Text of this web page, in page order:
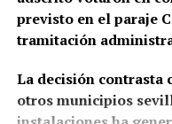
en marcha este
la Guardia Civil para
situaciones, una
entre otros lugares, a
de salud de Marchena.
previsto en el paraje
tramitación
La decisión contrasta
otros municipios